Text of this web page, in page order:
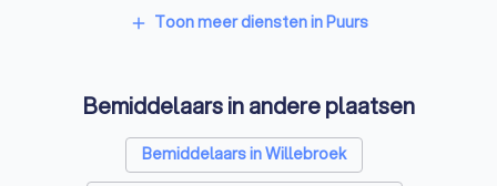
add Toon meer diensten in Puurs
Bemiddelaars in andere plaatsen
Bemiddelaars in Willebroek